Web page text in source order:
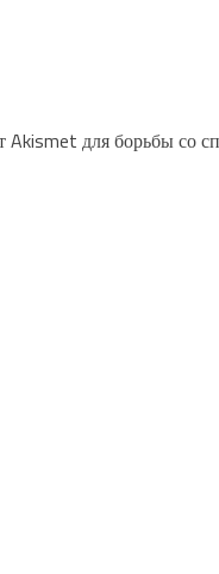
Akismet для борьбы со